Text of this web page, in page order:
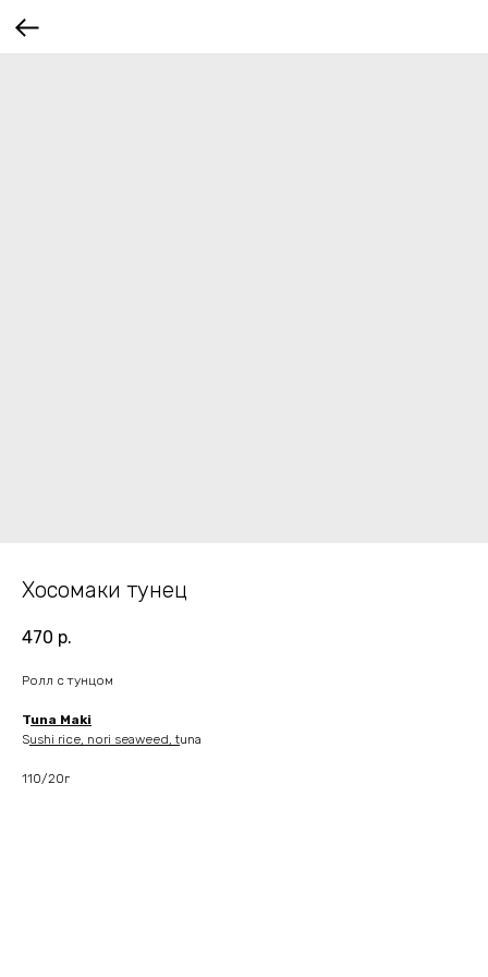
Хосомаки тунец
470 р.
Ролл с тунцом
Tuna Maki
Sushi rice, nori seaweed, tuna
110/20г